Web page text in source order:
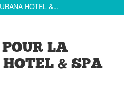
HOTEL &...
LA
& SPA